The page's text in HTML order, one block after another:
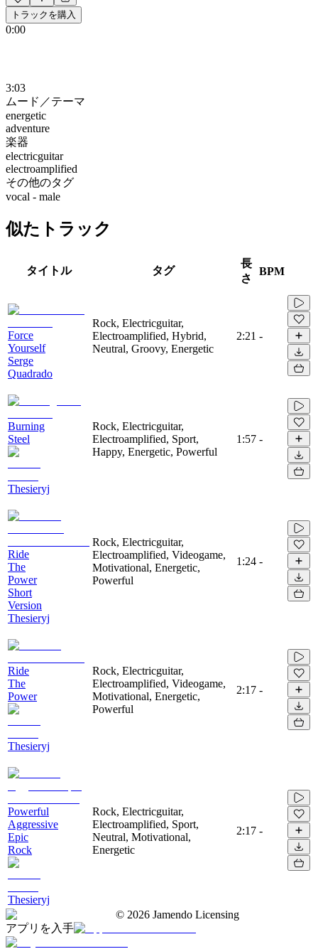
トラックを購入
0:00
3:03
ムード／テーマ
energetic
adventure
楽器
electricguitar
electroamplified
その他のタグ
vocal - male
似たトラック
タイトル タグ
長
さ
BPM
Force
Yourself
Serge
Quadrado
Rock, Electricguitar,
Electroamplified, Hybrid,
Neutral, Groovy, Energetic
2:21 -
Burning
Steel
Thesieryj
Rock, Electricguitar,
Electroamplified, Sport,
Happy, Energetic, Powerful
1:57 -
Ride
The
Power
Short
Version
Thesieryj
Rock, Electricguitar,
Electroamplified, Videogame,
Motivational, Energetic,
Powerful
1:24 -
Ride
The
Power
Thesieryj
Rock, Electricguitar,
Electroamplified, Videogame,
Motivational, Energetic,
Powerful
2:17 -
Powerful
Aggressive
Epic
Rock
Thesieryj
Rock, Electricguitar,
Electroamplified, Sport,
Neutral, Motivational,
Energetic
2:17 -
© 2026 Jamendo Licensing
アプリを入手